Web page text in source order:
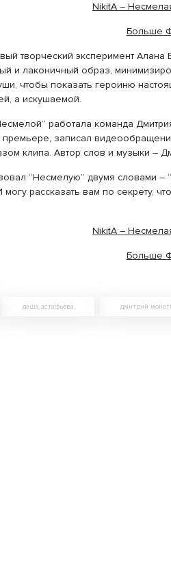
NikitA –
Больше
творческий эксперимент
и лаконичный образ,
чтобы показать героиню
а искушаемой.
работала команда
премьере, записал
клипа. Автор слов и музыки –
“Несмелую” двумя словами
рассказать вам по секрету,
NikitA –
Больше
даша астафьева дмитрий